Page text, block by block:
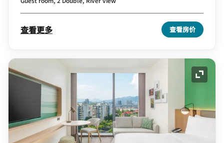
查看更多 查看房价
展开